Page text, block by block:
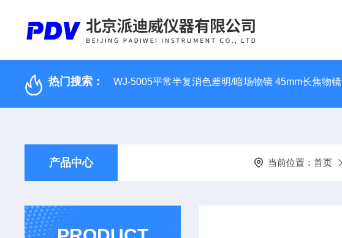
热门搜索： WJ-5005平常半复消色差明/暗场物镜 45mm长焦物镜
产品中心 当前位置： 首页